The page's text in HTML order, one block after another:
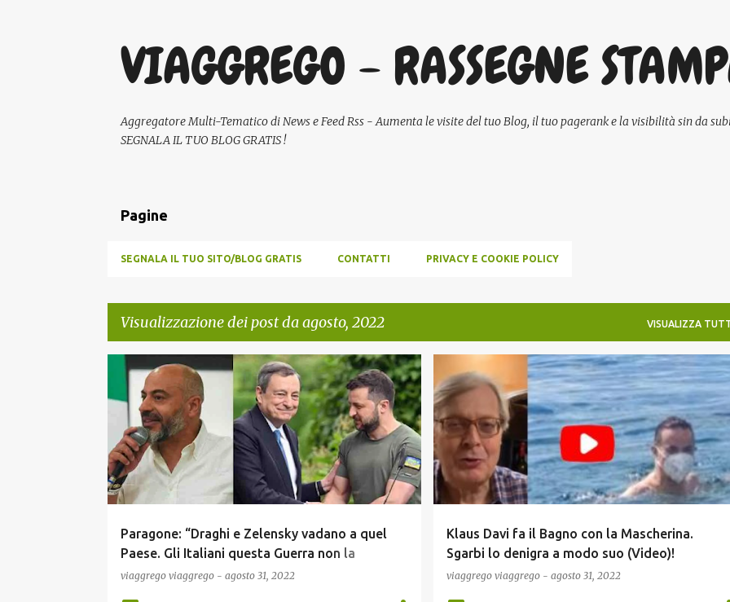
VIAGGREGO - RASSEGNE
Aggregatore Multi-Tematico di News e Feed Rss - Aumenta le visite del tuo Blog, il tuo pagerank e la visibilità sin da
SEGNALA IL TUO BLOG GRATIS !
Pagine
SEGNALA IL TUO SITO/BLOG GRATIS CONTATTI PRIVACY E COOKIE POLICY
Visualizzazione dei post da agosto, 2022 VISUALIZZA
o
t
Paragone: “Draghi e Zelensky vadano a quel
Paese. Gli Italiani questa Guerra non la
vogliono Pagare” (Video)!
viaggrego viaggrego - agosto 31, 2022
ECONOMIA GUERRA UCRAINA NEWS POLITICA
Klaus Davi fa il Bagno con la Mascherina.
Sgarbi lo denigra a modo suo (Video)!
viaggrego viaggrego - agosto 31, 2022
COVID19 GOSSIP NEWS POLITICA